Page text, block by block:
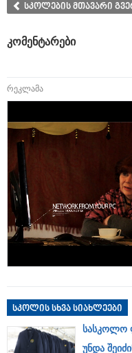
სკოლების მთავარი
კომენტარები
რეკლამა
სკოლის სხვა სიახლეები
სასკოლო
უნდა